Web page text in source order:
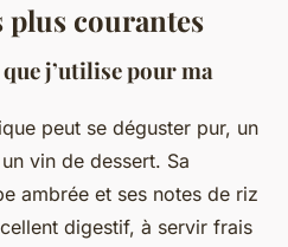
plus courantes
j’utilise pour ma
peut se déguster pur, un
vin de dessert. Sa
ambrée et ses notes de riz
digestif, à servir frais